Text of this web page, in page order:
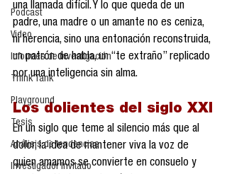
Podcast
Video
Informes de investigación
Think Tank
Playground
Tesis
Análisis de tendencias
Investigador Invitado
una llamada difícil. Y lo que queda de un
padre, una madre o un amante no es ceniza,
ni herencia, sino una entonación reconstruida,
un patrón de habla, un “te extraño” replicado
por una inteligencia sin alma.
Los dolientes del siglo XXI
En un siglo que teme al silencio más que al
dolor, la idea de mantener viva la voz de
quien amamos se convierte en consuelo y